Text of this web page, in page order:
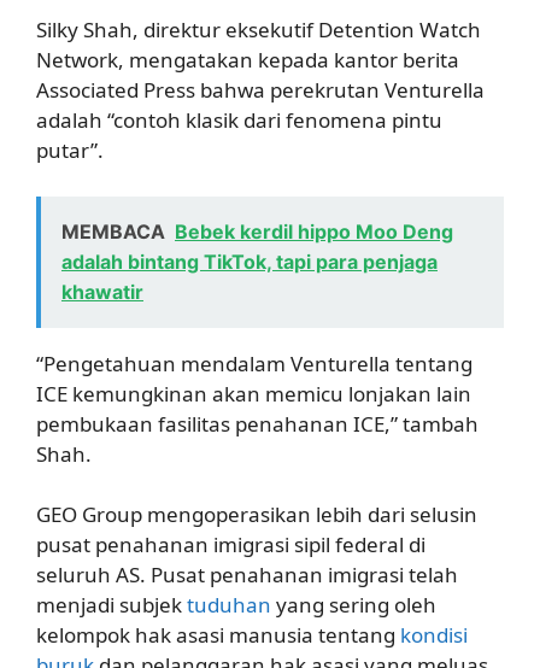
Silky Shah, direktur eksekutif Detention Watch
Network, mengatakan kepada kantor berita
Associated Press bahwa perekrutan Venturella
adalah “contoh klasik dari fenomena pintu
putar”.
MEMBACA Bebek kerdil hippo Moo Deng
adalah bintang TikTok, tapi para penjaga
khawatir
“Pengetahuan mendalam Venturella tentang
ICE kemungkinan akan memicu lonjakan lain
pembukaan fasilitas penahanan ICE,” tambah
Shah.
GEO Group mengoperasikan lebih dari selusin
pusat penahanan imigrasi sipil federal di
seluruh AS. Pusat penahanan imigrasi telah
menjadi subjektuduhan yang sering oleh
kelompok hak asasi manusia tentang kondisi